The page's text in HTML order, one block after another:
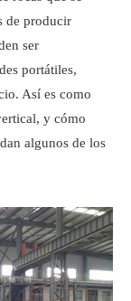
de producir
ser
portátiles,
Así es como
y cómo
algunos de los